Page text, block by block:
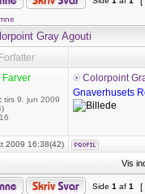
Gray Agouti
Forfatter
Farver
tirs 9. jun 2009
16
Colorpoint
Gnaverhusets
2009 16:38(42)
Vis
Side 1 af 1 [